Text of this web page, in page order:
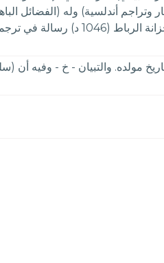
أندلسية) وله (الفضائل
الخزانة الحميدية بالأستانة، الرقم (363 تاريخ) كما في
الزمان 8: 361 وفيه ولادته سنة 470 وأزهار الرياض 3: 167 وفيه تحقيق